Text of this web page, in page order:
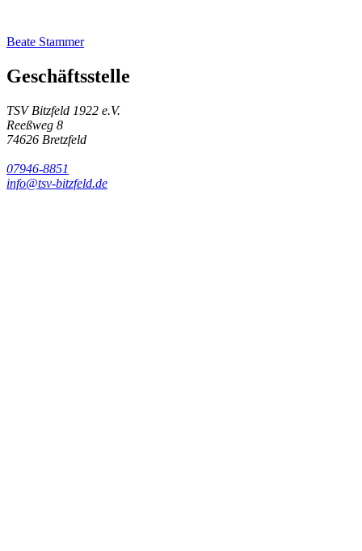
Beate Stammer
Geschäftsstelle
TSV Bitzfeld 1922 e.V.
Reeßweg 8
74626 Bretzfeld
07946-8851
info@tsv-bitzfeld.de